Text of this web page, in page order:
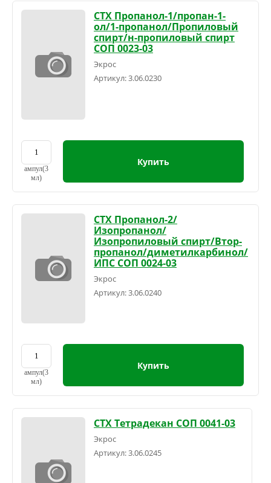
СТХ Пропанол-1/пропан-1-
ол/1-пропанол/Пропиловый
спирт/н-пропиловый спирт
СОП 0023-03
Экрос
Артикул:3.06.0230
ампул(3
мл)
Купить
СТХ Пропанол-2/
Изопропанол/
Изопропиловый спирт/Втор-
пропанол/диметилкарбинол/
ИПС СОП 0024-03
Экрос
Артикул:3.06.0240
ампул(3
мл)
Купить
СТХ Тетрадекан СОП 0041-03
Экрос
Артикул:3.06.0245